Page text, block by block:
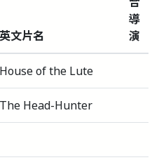
英文片名
導
演
House of the Lute
The Head-Hunter